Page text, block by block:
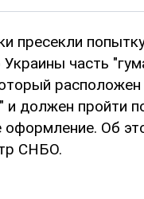
пресекли
часть
должен пройти
оформление. Об
СНБО.